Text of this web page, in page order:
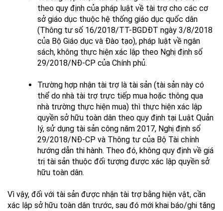
theo quy định của pháp luật về tài trợ cho các cơ
sở giáo dục thuộc hệ thống giáo dục quốc dân
(Thông tư số 16/2018/TT-BGDĐT ngày 3/8/2018
của Bộ Giáo dục và Đào tạo), pháp luật về ngân
sách, không thực hiện xác lập theo Nghị định số
29/2018/NĐ-CP của Chính phủ.
Trường hợp nhận tài trợ là tài sản (tài sản này có
thể do nhà tài trợ trực tiếp mua hoặc thông qua
nhà trường thực hiện mua) thì thực hiện xác lập
quyền sở hữu toàn dân theo quy định tại Luật Quản
lý, sử dụng tài sản công năm 2017, Nghị định số
29/2018/NĐ-CP và Thông tư của Bộ Tài chính
hướng dẫn thi hành. Theo đó, không quy định về giá
trị tài sản thuộc đối tượng được xác lập quyền sở
hữu toàn dân.
Vì vậy, đối với tài sản được nhận tài trợ bằng hiện vật, cần
xác lập sở hữu toàn dân trước, sau đó mới khai báo/ghi tăng